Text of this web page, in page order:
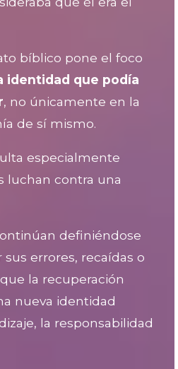
bíblico pone el foco
identidad que podía
, no únicamente en la
de sí mismo.
especialmente
luchan contra una
definiéndose
errores, recaídas o
la recuperación
nueva identidad
la responsabilidad